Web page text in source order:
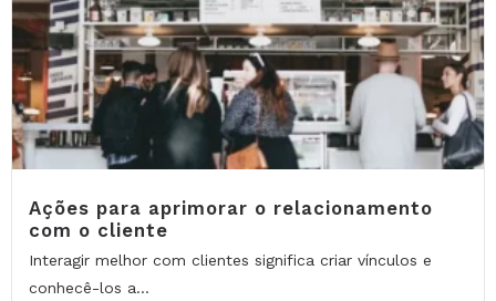
Ações para aprimorar o relacionamento
com o cliente
Interagir melhor com clientes significa criar vínculos e
conhecê-los a...